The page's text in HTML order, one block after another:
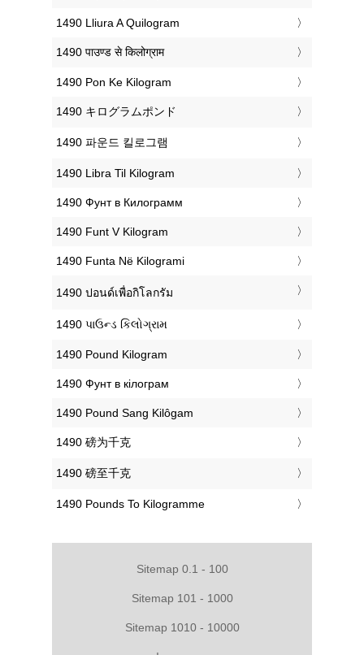
‎1490 Lliura A Quilogram
‎1490 पाउण्ड से किलोग्राम
‎1490 Pon Ke Kilogram
‎1490 キログラムポンド
‎1490 파운드 킬로그램
‎1490 Libra Til Kilogram
‎1490 Фунт в Килограмм
‎1490 Funt V Kilogram
‎1490 Funta Në Kilogrami
‎1490 ปอนด์เพื่อกิโลกรัม
‎1490 પાઉન્ડ કિલોગ્રામ
‎1490 Pound Kilogram
‎1490 Фунт в кілограм
‎1490 Pound Sang Kilôgam
‎1490 磅为千克
‎1490 磅至千克
‎1490 Pounds To Kilogramme
Sitemap 0.1 - 100
Sitemap 101 - 1000
Sitemap 1010 - 10000